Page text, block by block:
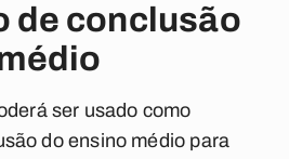
de conclusão
ser usado como
do ensino médio para